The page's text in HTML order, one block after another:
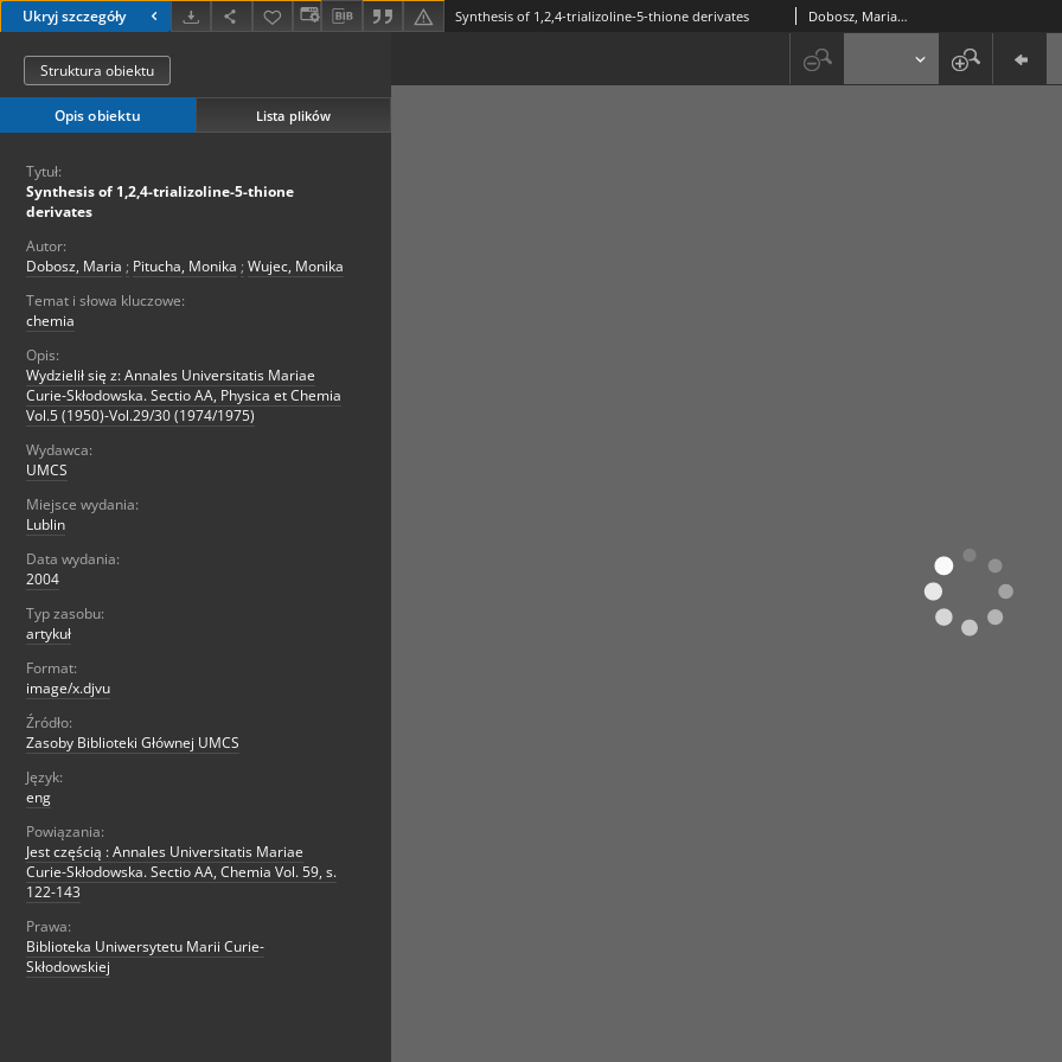
Ukryj szczegóły Synthesis of 1,2,4-trializoline-5-thione derivates Dobosz, Maria; Pitucha, Monika; Wujec, Monika
Struktura obiektu
Opis obiektu Lista plików
Tytuł:
Synthesis of 1,2,4-trializoline-5-thione
derivates
Autor:
Dobosz, Maria ; Pitucha, Monika ; Wujec, Monika
Temat i słowa kluczowe:
chemia
Opis:
Wydzielił się z: Annales Universitatis Mariae
Curie-Skłodowska. Sectio AA, Physica et Chemia
Vol.5 (1950)-Vol.29/30 (1974/1975)
Wydawca:
UMCS
Miejsce wydania:
Lublin
Data wydania:
2004
Typ zasobu:
artykuł
Format:
image/x.djvu
Źródło:
Zasoby Biblioteki Głównej UMCS
Język:
eng
Powiązania:
Jest częścią : Annales Universitatis Mariae
Curie-Skłodowska. Sectio AA, Chemia Vol. 59, s.
122-143
Prawa:
Biblioteka Uniwersytetu Marii Curie-
Skłodowskiej